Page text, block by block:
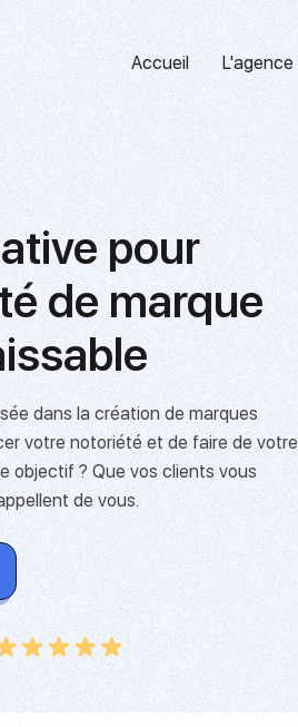
Accueil L'agence
pour
de marque
dans la création de marques
votre notoriété et de faire de votre
objectif ? Que vos clients vous
de vous.